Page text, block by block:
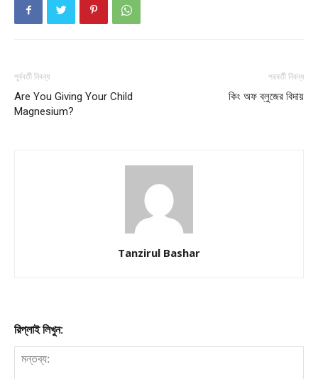
Champs21
পূর্ববর্তী নিবন্ধ
Are You Giving Your Child
Magnesium?
পরবর্তী নিবন্ধ
কিং অফ ব্লুজের বিদায়
Tanzirul Bashar
রিপ্লাই লিখুন: